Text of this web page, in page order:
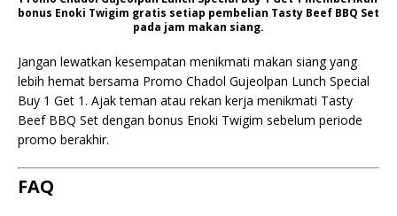
bonus Enoki Twigim gratis setiap pembelian Tasty Beef BBQ Set
pada jam makan siang.
Jangan lewatkan kesempatan menikmati makan siang yang
lebih hemat bersama Promo Chadol Gujeolpan Lunch Special
Buy 1 Get 1. Ajak teman atau rekan kerja menikmati Tasty
Beef BBQ Set dengan bonus Enoki Twigim sebelum periode
promo berakhir.
FAQ